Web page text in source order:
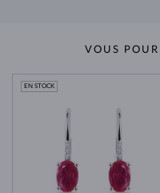
VOUS
EN STOCK